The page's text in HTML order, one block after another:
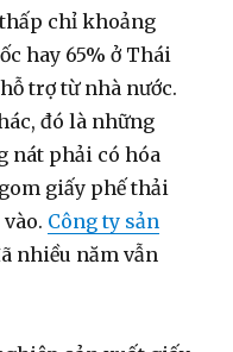
chỉ khoảng
hay 65% ở Thái
trợ từ nhà nước.
đó là những
nát phải có hóa
giấy phế thải
Công ty sản
nhiều năm vẫn